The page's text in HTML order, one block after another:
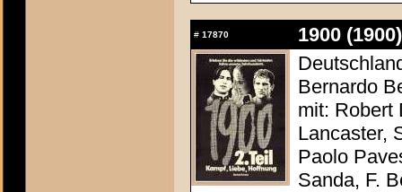
# 17870
1900 (1900)
Bernardo
mit: Robert
Lancaster,
Paolo
Sanda, F.